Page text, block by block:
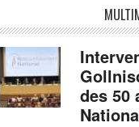
des 50